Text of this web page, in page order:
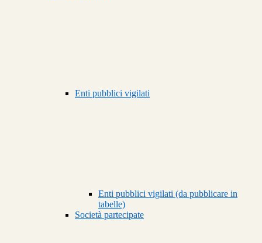
Enti pubblici vigilati
Enti pubblici vigilati (da pubblicare in
tabelle)
Società partecipate